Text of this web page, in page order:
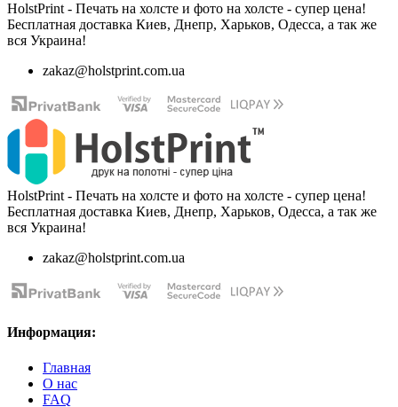
HolstPrint - Печать на холсте и фото на холсте - супер цена!
Бесплатная доставка Киев, Днепр, Харьков, Одесса, а так же
вся Украина!
zakaz@holstprint.com.ua
HolstPrint - Печать на холсте и фото на холсте - супер цена!
Бесплатная доставка Киев, Днепр, Харьков, Одесса, а так же
вся Украина!
zakaz@holstprint.com.ua
Информация:
Главная
О нас
FAQ